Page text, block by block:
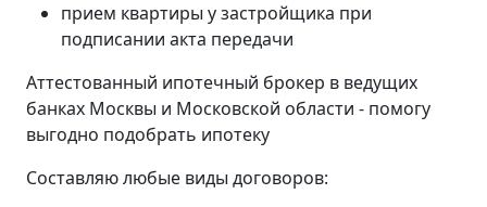
прием квартиры у застройщика при
подписании акта передачи
Аттестованный ипотечный брокер в ведущих
банках Москвы и Московской области - помогу
выгодно подобрать ипотеку
Составляю любые виды договоров: